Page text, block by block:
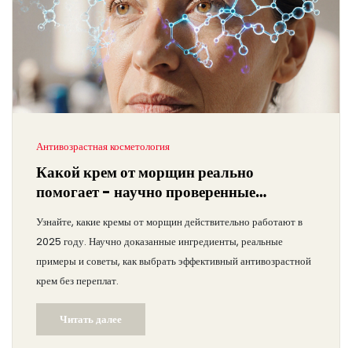
Антивозрастная косметология
Какой крем от морщин реально
помогает - научно проверенные
Узнайте, какие кремы от морщин действительно работают в
2025 году. Научно доказанные ингредиенты, реальные
примеры и советы, как выбрать эффективный антивозрастной
крем без переплат.
Читать далее